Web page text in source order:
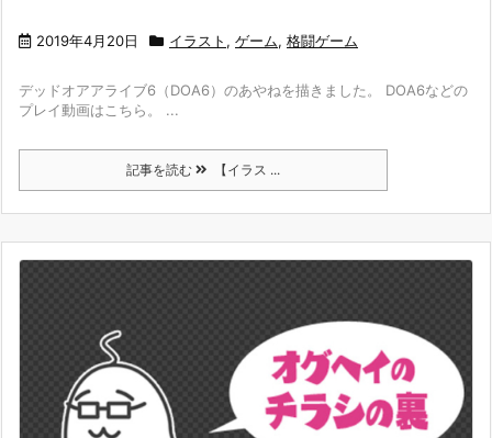
2019年4月20日 イラスト , ゲーム, 格闘ゲーム
デッドオアアライブ6（DOA6）のあやねを描きました。 DOA6などの
プレイ動画はこちら。 ...
記事を読む 【イラス ...